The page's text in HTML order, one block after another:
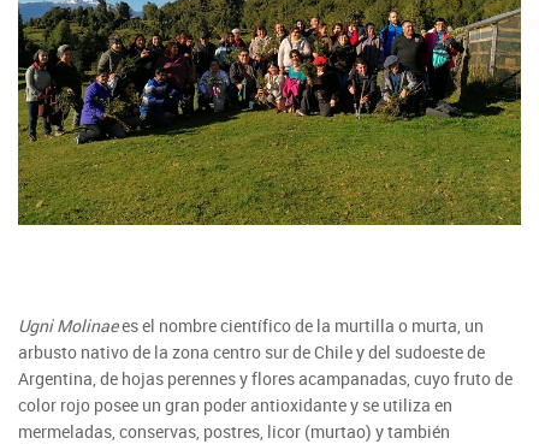
Oficina virtual de atención ciudadana
Indicadores de Gestión
Trabaje en INDAP
Programa de Alianzas Productivas
Crédito Corto Plazo
Ver todos los Programas
Concursos de Fomento
Biobío
Magallanes
Seminarios
Biblioteca
Contacto de Prensa
Suscríbase a nuestras noticias
Fotografía
Biblioteca
Ugni Molinaees el nombre científico de la murtilla o murta, un
arbusto nativo de la zona centro sur de Chile y del sudoeste de
Argentina, de hojas perennes y flores acampanadas, cuyo fruto de
color rojo posee un gran poder antioxidante y se utiliza en
mermeladas, conservas, postres, licor (murtao) y también